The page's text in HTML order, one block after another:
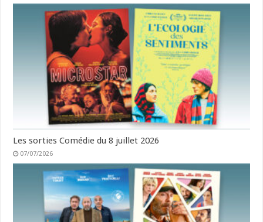
Les sorties Comédie du 8 juillet 2026
07/07/2026